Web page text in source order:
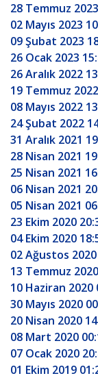
28 Temmuz
02 Mayıs 2023
09 Şubat 2023
26 Ocak 2023
26 Aralık 2022
19 Temmuz
08 Mayıs 2022
24 Şubat 2022
31 Aralık 2021
28 Nisan 2021
25 Nisan 2021
06 Nisan 2021
05 Nisan 2021
23 Ekim 2020
04 Ekim 2020
02 Ağustos
13 Temmuz
10 Haziran 2020
30 Mayıs 2020
20 Nisan 2020
08 Mart 2020
07 Ocak 2020
01 Ekim 2019